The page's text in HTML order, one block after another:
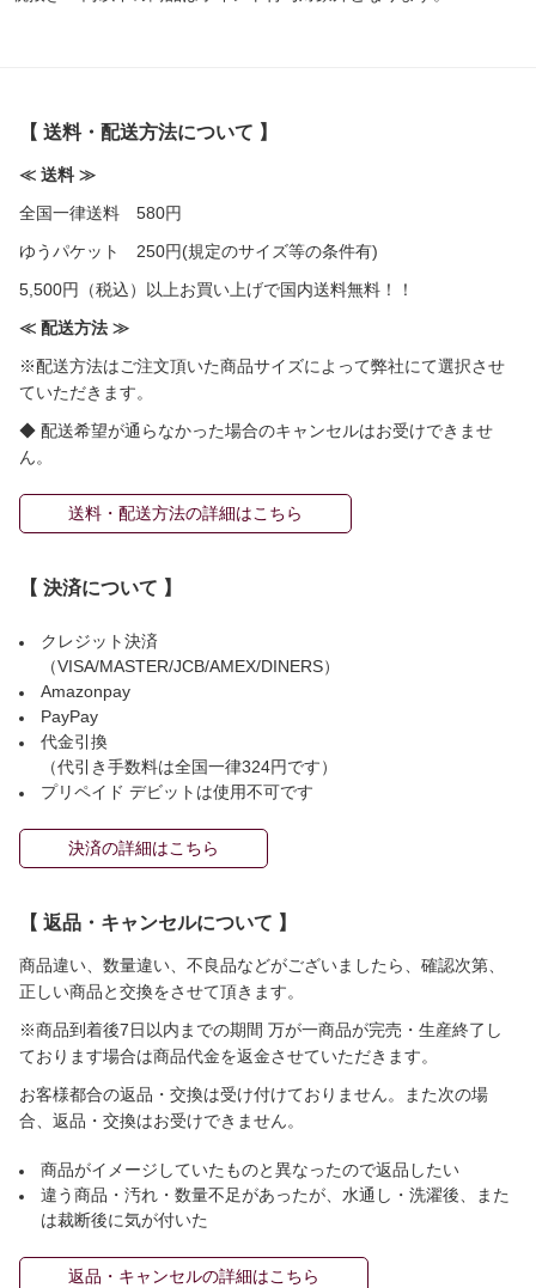
【 送料・配送方法について 】
≪ 送料 ≫
全国一律送料 580円
ゆうパケット 250円(規定のサイズ等の条件有)
5,500円（税込）以上お買い上げで国内送料無料！！
≪ 配送方法 ≫
※配送方法はご注文頂いた商品サイズによって弊社にて選択させ
ていただきます。
◆ 配送希望が通らなかった場合のキャンセルはお受けできませ
ん。
送料・配送方法の詳細はこちら
【 決済について 】
クレジット決済
（VISA/MASTER/JCB/AMEX/DINERS）
Amazonpay
PayPay
代金引換
（代引き手数料は全国一律324円です）
プリペイド デビットは使用不可です
決済の詳細はこちら
【 返品・キャンセルについて 】
商品違い、数量違い、不良品などがございましたら、確認次第、
正しい商品と交換をさせて頂きます。
※商品到着後7日以内までの期間 万が一商品が完売・生産終了し
ております場合は商品代金を返金させていただきます。
お客様都合の返品・交換は受け付けておりません。また次の場
合、返品・交換はお受けできません。
商品がイメージしていたものと異なったので返品したい
違う商品・汚れ・数量不足があったが、水通し・洗濯後、また
は裁断後に気が付いた
返品・キャンセルの詳細はこちら